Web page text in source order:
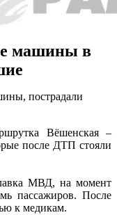
машины в
пострадали
Вёшенская –
после ДТП стояли
МВД, на момент
пассажиров. После
к медикам.